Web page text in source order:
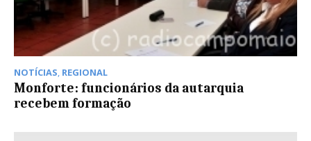
NOTÍCIAS, REGIONAL
Monforte: funcionários da autarquia
recebem formação